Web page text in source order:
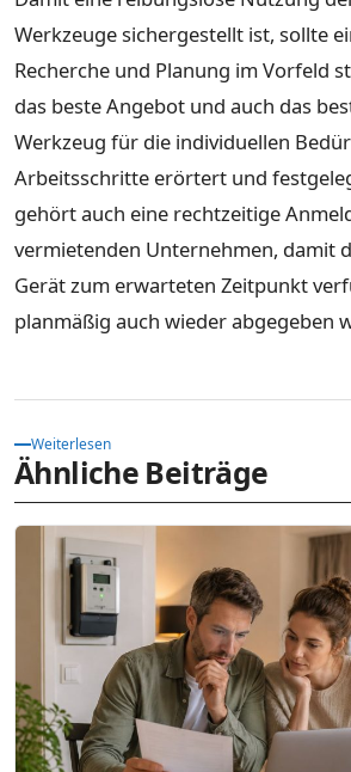
Werkzeuge sichergestellt ist, sollte
Recherche und Planung im Vorfeld
das beste Angebot und auch das
Werkzeug für die individuellen
Arbeitsschritte erörtert und
gehört auch eine rechtzeitige
vermietenden Unternehmen, damit
Gerät zum erwarteten Zeitpunkt
planmäßig auch wieder abgegeben
Weiterlesen
Ähnliche Beiträge